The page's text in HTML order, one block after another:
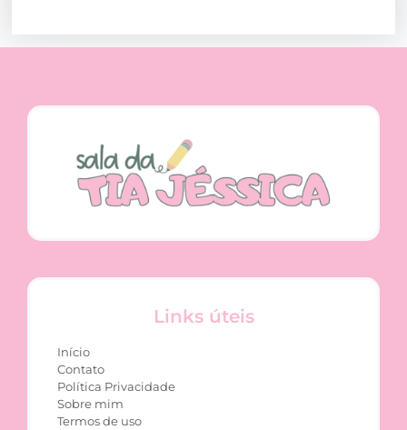
Links úteis
Início
Contato
Política Privacidade
Sobre mim
Termos de uso